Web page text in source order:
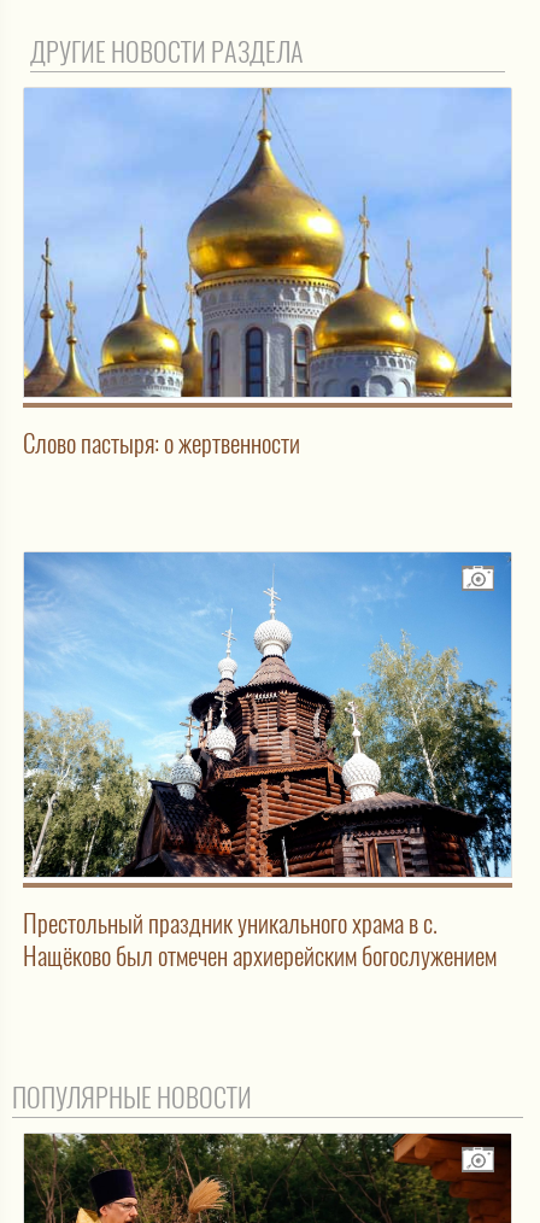
ДРУГИЕ НОВОСТИ РАЗДЕЛА
Слово пастыря: о жертвенности
Престольный праздник уникального храма в с.
Нащёково был отмечен архиерейским богослужением
ПОПУЛЯРНЫЕ НОВОСТИ